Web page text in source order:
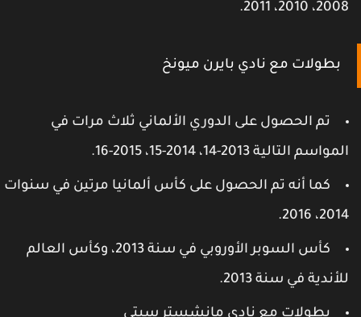
2010، 2011.
بطولات مع نادي بايرن ميونخ
تم الحصول على الدوري الألماني ثلاث مرات في
التالية 2013-14، 2014-15، 2015-16.
كما أنه تم الحصول على كأس ألمانيا مرتين في سنوات
2016.
كأس السوبر الأوروبي في سنة 2013، وكأس العالم
في سنة 2013.